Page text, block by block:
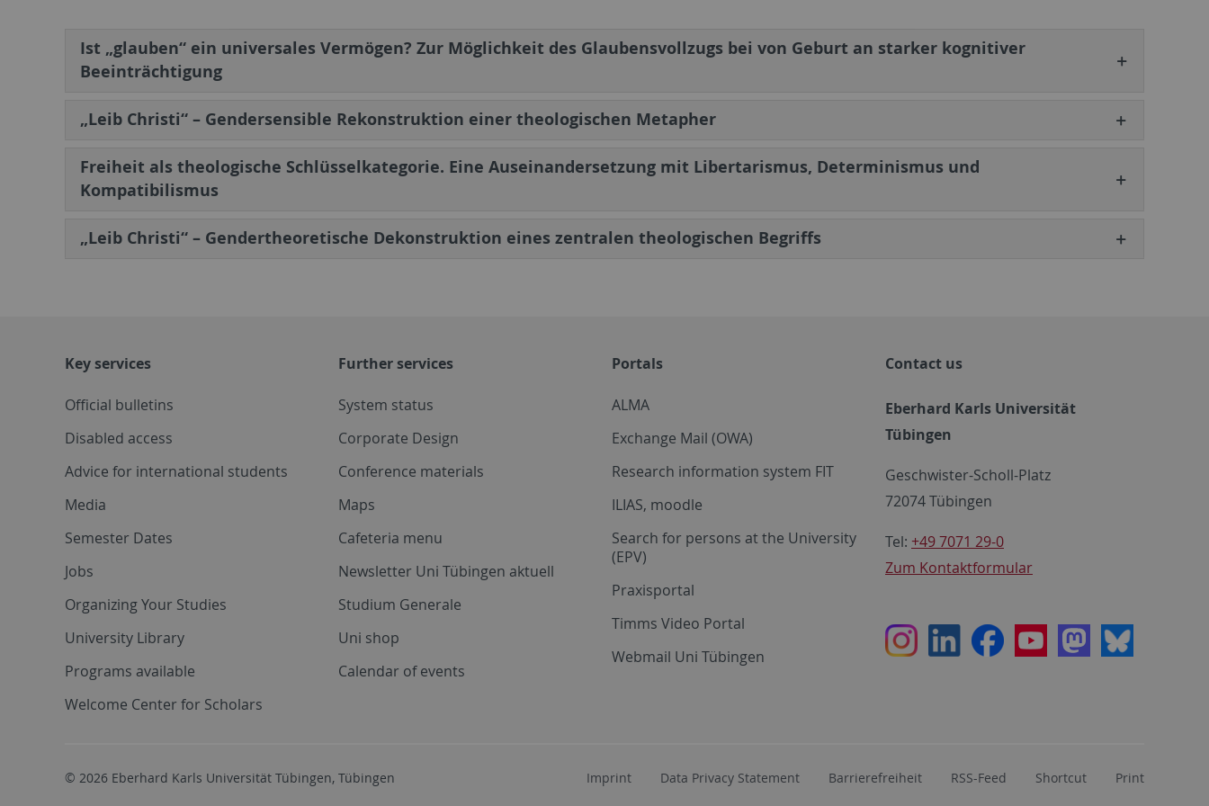
Ist „glauben“ ein universales Vermögen? Zur Möglichkeit des Glaubensvollzugs bei von Geburt an starker kognitiver
Beeinträchtigung
„Leib Christi“ – Gendersensible Rekonstruktion einer theologischen Metapher
Freiheit als theologische Schlüsselkategorie. Eine Auseinandersetzung mit Libertarismus, Determinismus und
Kompatibilismus
„Leib Christi“ – Gendertheoretische Dekonstruktion eines zentralen theologischen Begriffs
Key services
Official bulletins
Disabled access
Advice for international students
Media
Semester Dates
Jobs
Organizing Your Studies
University Library
Programs available
Welcome Center for Scholars
Further services
System status
Corporate Design
Conference materials
Maps
Cafeteria menu
Newsletter Uni Tübingen aktuell
Studium Generale
Uni shop
Calendar of events
Portals
ALMA
Exchange Mail (OWA)
Research information system FIT
ILIAS, moodle
Search for persons at the University
(EPV)
Praxisportal
Timms Video Portal
Webmail Uni Tübingen
Contact us
Eberhard Karls Universität
Tübingen
Geschwister-Scholl-Platz
72074 Tübingen
Tel: +49 7071 29-0
Zum Kontaktformular
InstagramLinkedInFacebookYoutubeMastodon
Bluesky
© 2026 Eberhard Karls Universität Tübingen, Tübingen Imprint Data Privacy Statement Barrierefreiheit RSS-Feed Shortcut Print